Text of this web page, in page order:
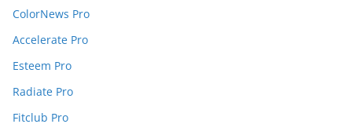
ColorNews Pro
Accelerate Pro
Esteem Pro
Radiate Pro
Fitclub Pro